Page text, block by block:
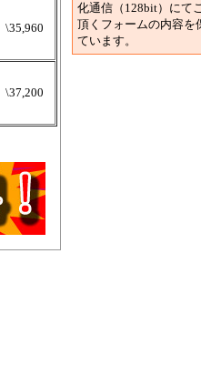
\35,960
\37,200
化通信（128bit）にて
頂くフォームの内容を
ています。